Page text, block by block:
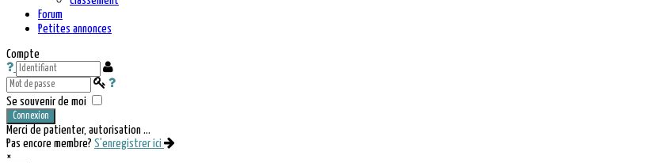
Forum
Petites annonces
Compte
Se souvenir de moi
Connexion
Merci de patienter, autorisation ...
Pas encore membre? S'enregistrer ici
×